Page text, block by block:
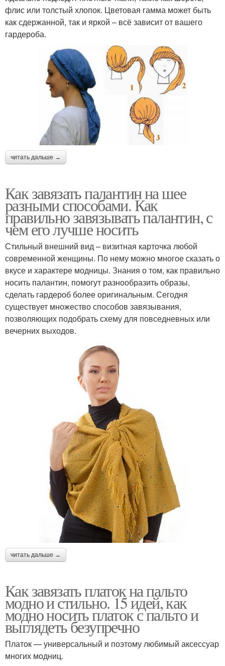
флис или толстый хлопок. Цветовая гамма может быть
как сдержанной, так и яркой – всё зависит от вашего
гардероба.
читать дальше →
Как завязать палантин на шее
разными способами. Как
правильно завязывать палантин, с
чем его лучше носить
Стильный внешний вид – визитная карточка любой
современной женщины. По нему можно многое сказать о
вкусе и характере модницы. Знания о том, как правильно
носить палантин, помогут разнообразить образы,
сделать гардероб более оригинальным. Сегодня
существует множество способов завязывания,
позволяющих подобрать схему для повседневных или
вечерних выходов.
читать дальше →
Как завязать платок на пальто
модно и стильно. 15 идей, как
модно носить платок с пальто и
выглядеть безупречно
Платок — универсальный и поэтому любимый аксессуар
многих модниц.